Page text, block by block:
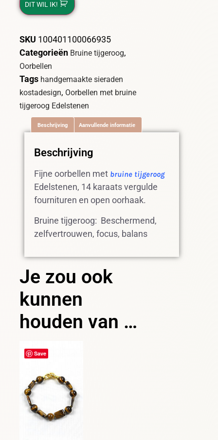
DIT WIL IK!
SKU 100401100066935
Categorieën Bruine tijgeroog,
Oorbellen
Tags handgemaakte sieraden
kostadesign, Oorbellen met bruine
tijgeroog Edelstenen
Beschrijving Aanvullende informatie
Beschrijving
Fijne oorbellen met bruine tijgeroog
Edelstenen, 14 karaats vergulde
fournituren en open oorhaak.
Bruine tijgeroog: Beschermend,
zelfvertrouwen, focus, balans
Je zou ook
kunnen
houden van …
Save